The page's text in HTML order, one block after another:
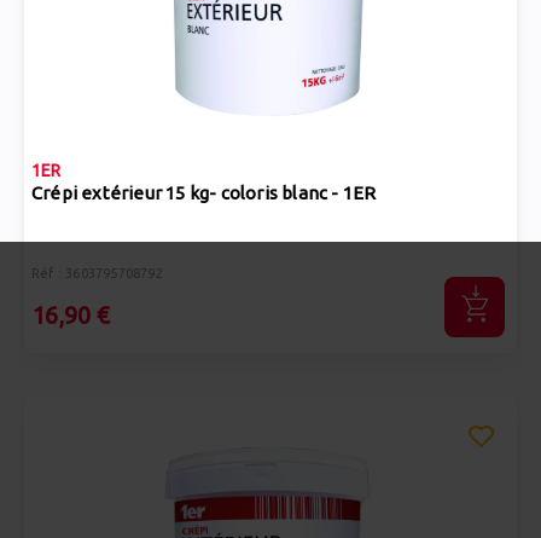
1ER
Crépi extérieur 15 kg- coloris blanc - 1ER
Réf : 3603795708792
16,90 €